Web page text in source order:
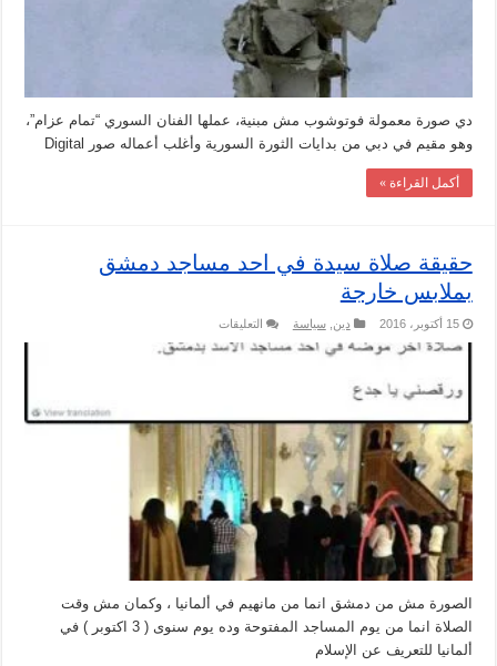
دي صورة معمولة فوتوشوب مش مبنية، عملها الفنان السوري “تمام عزام”،
وهو مقيم في دبي من بدايات الثورة السورية وأغلب أعماله صور Digital
أكمل القراءة »
حقيقة صلاة سيدة في احد مساجد دمشق
بملابس خارجة
15 أكتوبر، 2016 دين ,سياسة التعليقات
صلاة
دمشق
بملابس
خارجة
مغلقة
الصورة مش من دمشق انما من مانهيم في ألمانيا ، وكمان مش وقت
الصلاة انما من يوم المساجد المفتوحة وده يوم سنوى ( 3 اكتوبر ) في
ألمانيا للتعريف عن الإسلام